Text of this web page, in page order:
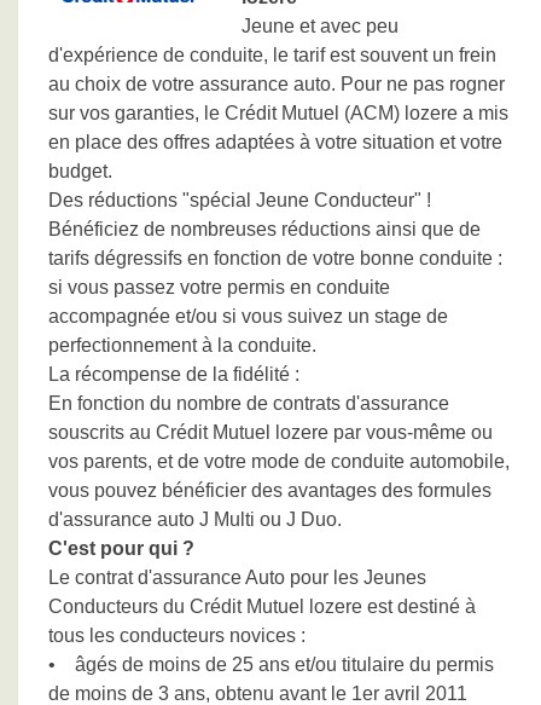
Jeune et avec peu
d'expérience de conduite, le tarif est souvent un frein
au choix de votre assurance auto. Pour ne pas rogner
sur vos garanties, le Crédit Mutuel (ACM) lozere a mis
en place des offres adaptées à votre situation et votre
budget.
Des réductions "spécial Jeune Conducteur" !
Bénéficiez de nombreuses réductions ainsi que de
tarifs dégressifs en fonction de votre bonne conduite :
si vous passez votre permis en conduite
accompagnée et/ou si vous suivez un stage de
perfectionnement à la conduite.
La récompense de la fidélité :
En fonction du nombre de contrats d'assurance
souscrits au Crédit Mutuel lozere par vous-même ou
vos parents, et de votre mode de conduite automobile,
vous pouvez bénéficier des avantages des formules
d'assurance auto J Multi ou J Duo.
C'est pour qui ?
Le contrat d'assurance Auto pour les Jeunes
Conducteurs du Crédit Mutuel lozere est destiné à
tous les conducteurs novices :
• âgés de moins de 25 ans et/ou titulaire du permis
de moins de 3 ans, obtenu avant le 1er avril 2011